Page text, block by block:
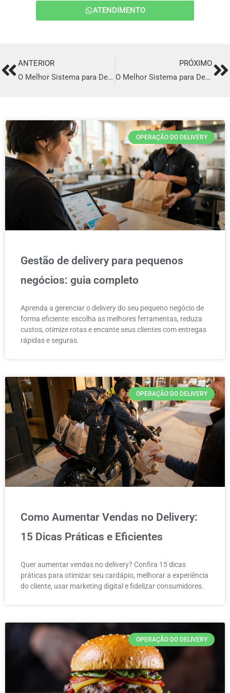
ATENDIMENTO
PrevANTERIOR
O Melhor Sistema para Delivery em Salgueiro
PRÓXIMO
O Melhor Sistema para Delivery em Tomé-açu
OPERAÇÃO DO DELIVERY
Gestão de delivery para pequenos
negócios: guia completo
Aprenda a gerenciar o delivery do seu pequeno negócio de
forma eficiente: escolha as melhores ferramentas, reduza
custos, otimize rotas e encante seus clientes com entregas
rápidas e seguras.
OPERAÇÃO DO DELIVERY
Como Aumentar Vendas no Delivery:
15 Dicas Práticas e Eficientes
Quer aumentar vendas no delivery? Confira 15 dicas
práticas para otimizar seu cardápio, melhorar a experiência
do cliente, usar marketing digital e fidelizar consumidores.
OPERAÇÃO DO DELIVERY